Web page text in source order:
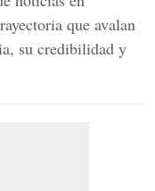
que avalan
su credibilidad y